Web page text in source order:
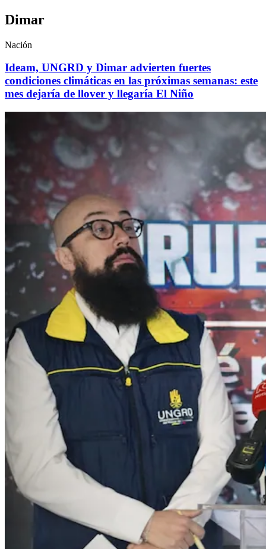
Dimar
Nación
Ideam, UNGRD y Dimar advierten fuertes
condiciones climáticas en las próximas semanas: este
mes dejaría de llover y llegaría El Niño